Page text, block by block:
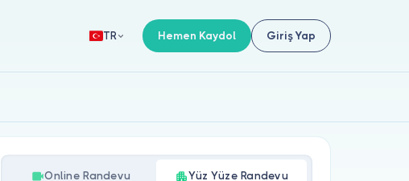
TR Hemen Kaydol Giriş Yap
Online Randevu Yüz Yüze Randevu